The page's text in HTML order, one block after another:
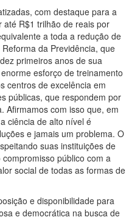
com destaque para a
R$1 trilhão de reais por
a toda a redução de
da Previdência, que
primeiros anos de sua
esforço de treinamento
centros de excelência em
públicas, que respondem por
Afirmamos com isso que, em
ciência de alto nível é
e jamais um problema. O
suas instituições de
público com a
social de todas as formas de
e disponibilidade para
e democrática na busca de